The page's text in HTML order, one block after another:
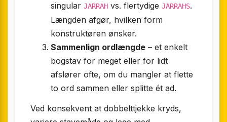
singular JARRAH vs. flertydige JARRAHS.
Længden afgør, hvilken form
konstruktøren ønsker.
Sammenlign ordlængde – et enkelt
bogstav for meget eller for lidt
afslører ofte, om du mangler at flette
to ord sammen eller splitte ét ad.
Ved konsekvent at dobbelttjekke kryds,